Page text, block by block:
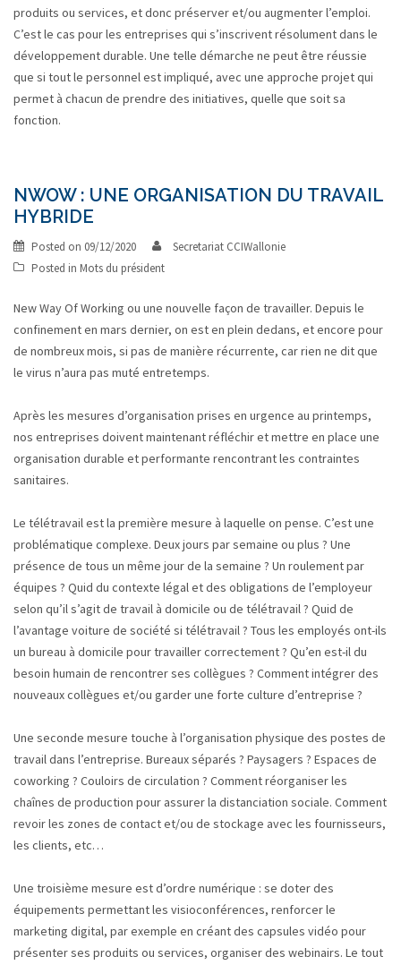
produits ou services, et donc préserver et/ou augmenter l’emploi.
C’est le cas pour les entreprises qui s’inscrivent résolument dans le
développement durable. Une telle démarche ne peut être réussie
que si tout le personnel est impliqué, avec une approche projet qui
permet à chacun de prendre des initiatives, quelle que soit sa
fonction.
NWOW : UNE ORGANISATION DU TRAVAIL
HYBRIDE
Posted on 09/12/2020
Secretariat CCIWallonie
Posted in Mots du président
New Way Of Working ou une nouvelle façon de travailler. Depuis le
confinement en mars dernier, on est en plein dedans, et encore pour
de nombreux mois, si pas de manière récurrente, car rien ne dit que
le virus n’aura pas muté entretemps.
Après les mesures d’organisation prises en urgence au printemps,
nos entreprises doivent maintenant réfléchir et mettre en place une
organisation durable et performante rencontrant les contraintes
sanitaires.
Le télétravail est la première mesure à laquelle on pense. C’est une
problématique complexe. Deux jours par semaine ou plus ? Une
présence de tous un même jour de la semaine ? Un roulement par
équipes ? Quid du contexte légal et des obligations de l’employeur
selon qu’il s’agit de travail à domicile ou de télétravail ? Quid de
l’avantage voiture de société si télétravail ? Tous les employés ont-ils
un bureau à domicile pour travailler correctement ? Qu’en est-il du
besoin humain de rencontrer ses collègues ? Comment intégrer des
nouveaux collègues et/ou garder une forte culture d’entreprise ?
Une seconde mesure touche à l’organisation physique des postes de
travail dans l’entreprise. Bureaux séparés ? Paysagers ? Espaces de
coworking ? Couloirs de circulation ? Comment réorganiser les
chaînes de production pour assurer la distanciation sociale. Comment
revoir les zones de contact et/ou de stockage avec les fournisseurs,
les clients, etc…
Une troisième mesure est d’ordre numérique : se doter des
équipements permettant les visioconférences, renforcer le
marketing digital, par exemple en créant des capsules vidéo pour
présenter ses produits ou services, organiser des webinairs. Le tout